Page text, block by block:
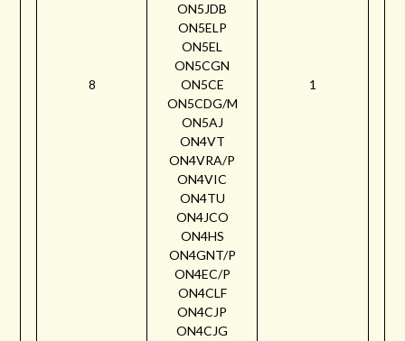
8
ON5JDB
ON5ELP
ON5EL
ON5CGN
ON5CE
ON5CDG/M
ON5AJ
ON4VT
ON4VRA/P
ON4VIC
ON4TU
ON4JCO
ON4HS
ON4GNT/P
ON4EC/P
ON4CLF
ON4CJP
ON4CJG
1